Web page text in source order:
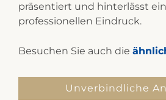
präsentiert und hinterlässt
professionellen Eindruck.
Besuchen Sie auch die
Unverbindliche